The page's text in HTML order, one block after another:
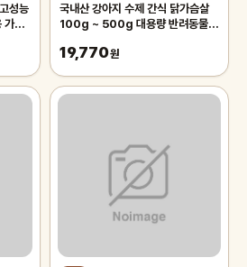
성능
가성
/26
국내산 강아지 수제 간식 닭가슴살
100g ~ 500g 대용량 반려동물
개
19,770원